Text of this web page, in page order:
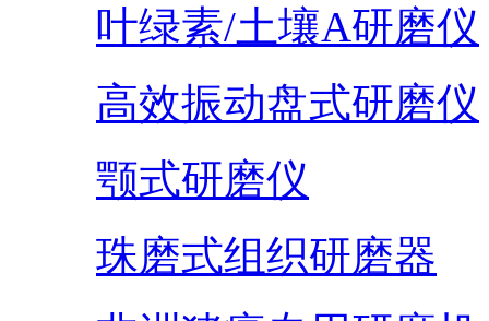
叶绿素/土壤A研磨仪
高效振动盘式研磨仪
颚式研磨仪
珠磨式组织研磨器